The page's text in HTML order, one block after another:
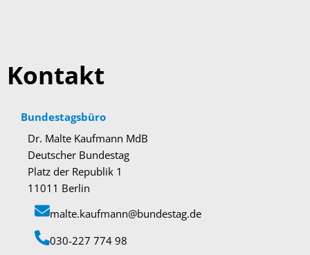
Kontakt
Bundestagsbüro
Dr. Malte Kaufmann MdB
Deutscher Bundestag
Platz der Republik 1
11011 Berlin
malte.kaufmann@bundestag.de
‭030-227 774 98‬